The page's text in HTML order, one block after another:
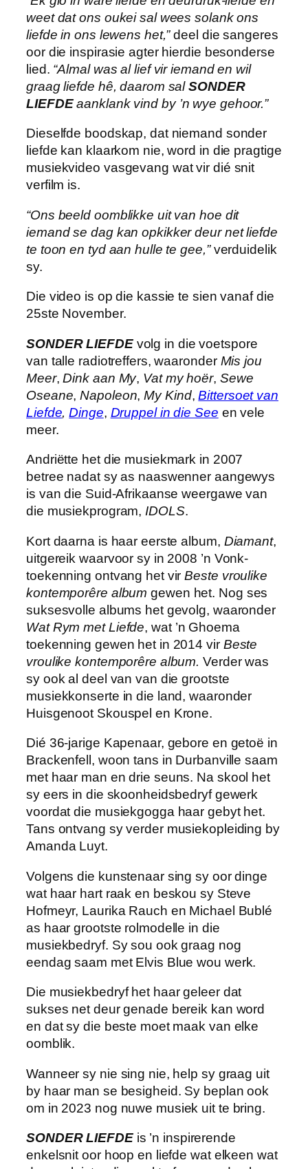
weet dat ons oukei sal wees solank ons
liefde in ons lewens het,”deel die sangeres
oor die inspirasie agter hierdie besonderse
lied. “Almal was al lief vir iemand en wil
graag liefde hê, daarom salSONDER
LIEFDEaanklank vind by ’n wye gehoor.”
Dieselfde boodskap, dat niemand sonder
liefde kan klaarkom nie, word in die pragtige
musiekvideo vasgevang wat vir dié snit
verfilm is.
“Ons beeld oomblikke uit van hoe dit
iemand se dag kan opkikker deur net liefde
te toon en tyd aan hulle te gee,”verduidelik
sy.
Die video is op die kassie te sien vanaf die
25ste November.
SONDER LIEFDEvolg in die voetspore
van talle radiotreffers, waaronder Mis jou
Meer,Dink aan My, Vat my hoër, Sewe
Oseane,Napoleon,My Kind,Bittersoet van
Liefde, Dinge, Druppel in die See en vele
meer.
Andriëtte het die musiekmark in 2007
betree nadat sy as naaswenner aangewys
is van die Suid-Afrikaanse weergawe van
die musiekprogram,IDOLS.
Kort daarna is haar eerste album, Diamant,
uitgereik waarvoor sy in 2008 ’n Vonk-
toekenning ontvang het virBeste vroulike
kontemporêre album gewen het. Nog ses
suksesvolle albums het gevolg, waaronder
Wat Rym met Liefde, wat ’n Ghoema
toekenning gewen het in 2014 vir Beste
vroulike kontemporêre album. Verder was
sy ook al deel van van die grootste
musiekkonserte in die land, waaronder
Huisgenoot Skouspel en Krone.
Dié 36-jarige Kapenaar, gebore en getoë in
Brackenfell, woon tans in Durbanville saam
met haar man en drie seuns. Na skool het
sy eers in die skoonheidsbedryf gewerk
voordat die musiekgogga haar gebyt het.
Tans ontvang sy verder musiekopleiding by
Amanda Luyt.
Volgens die kunstenaar sing sy oor dinge
wat haar hart raak en beskou sy Steve
Hofmeyr, Laurika Rauch en Michael Bublé
as haar grootste rolmodelle in die
musiekbedryf. Sy sou ook graag nog
eendag saam met Elvis Blue wou werk.
Die musiekbedryf het haar geleer dat
sukses net deur genade bereik kan word
en dat sy die beste moet maak van elke
oomblik.
Wanneer sy nie sing nie, help sy graag uit
by haar man se besigheid. Sy beplan ook
om in 2023 nog nuwe musiek uit te bring.
SONDER LIEFDEis ’n inspirerende
enkelsnit oor hoop en liefde wat elkeen wat